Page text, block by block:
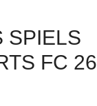
SPIELS
FC 26